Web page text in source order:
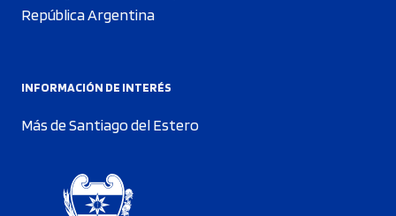
República Argentina
INFORMACIÓN DE INTERÉS
Más de Santiago del Estero